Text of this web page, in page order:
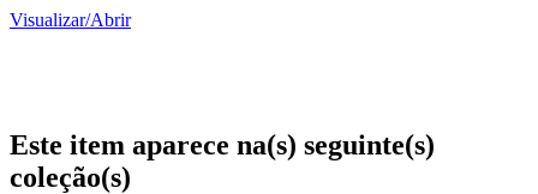
Visualizar/Abrir
Este item aparece na(s) seguinte(s)
coleção(s)